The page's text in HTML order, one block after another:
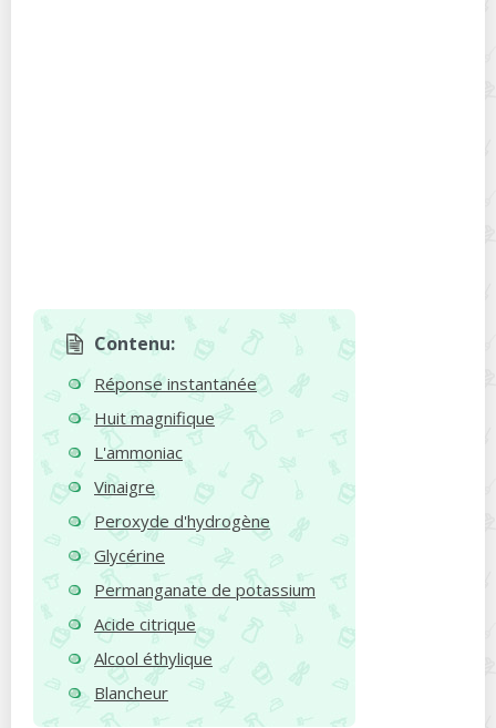
Contenu:
Réponse instantanée
Huit magnifique
L'ammoniac
Vinaigre
Peroxyde d'hydrogène
Glycérine
Permanganate de potassium
Acide citrique
Alcool éthylique
Blancheur